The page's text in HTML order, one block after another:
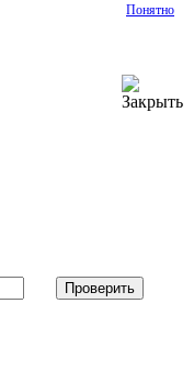
Понятно